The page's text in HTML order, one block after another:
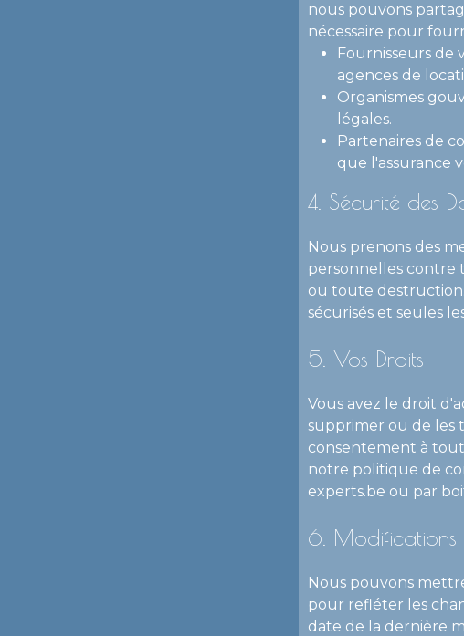
nous pouvons
nécessaire pour
Fournisseurs de
agences de
Organismes
légales.
Partenaires de
que l'assurance
4. Sécurité des
Nous prenons des
personnelles contre
ou toute
sécurisés et seules
5. Vos Droits
Vous avez le droit
supprimer ou de les
consentement à
notre politique de
experts.be ou par
6. Modifications
Nous pouvons
pour refléter les
date de la dernière